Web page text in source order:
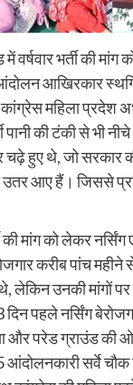
वर्षवार भर्ती की
आंदोलन आखिरकार
महिला प्रदेश
पानी की टंकी से भी
चढ़े हुए थे, जो सरकार
आए हैं। जिससे
की मांग को लेकर
करीब पांच महीने
लेकिन उनकी मांगों
दिन पहले नर्सिंग
और परेड ग्राउंड की
सर्वे चौक